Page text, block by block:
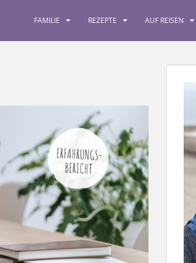
FAMILIE REZEPTE AUF REISEN